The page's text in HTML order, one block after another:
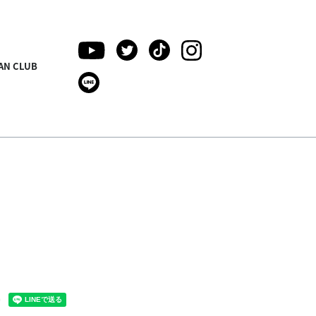
CLUB